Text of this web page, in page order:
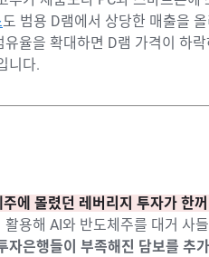
도 범용 D램에서 상당한 매출을
율을 확대하면 D램 가격이 하
니다.
에 몰렸던 레버리지 투자가 한
용해 AI와 반도체주를 대거 사
자은행들이 부족해진 담보를 추